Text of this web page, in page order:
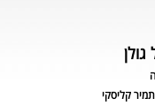
גולן
תמיר קליסקי